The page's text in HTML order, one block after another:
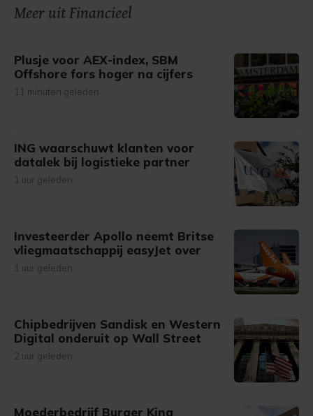
Meer uit Financieel
Plusje voor AEX-index, SBM
Offshore fors hoger na cijfers
11 minuten geleden
ING waarschuwt klanten voor
datalek bij logistieke partner
1 uur geleden
Investeerder Apollo neemt Britse
vliegmaatschappij easyJet over
1 uur geleden
Chipbedrijven Sandisk en Western
Digital onderuit op Wall Street
2 uur geleden
Moederbedrijf Burger King